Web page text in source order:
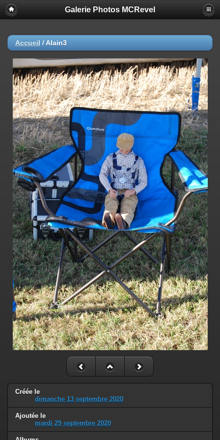
Galerie Photos MCRevel
Accueil / Alain3
Créée le
dimanche 13 septembre 2020
Ajoutée le
mardi 29 septembre 2020